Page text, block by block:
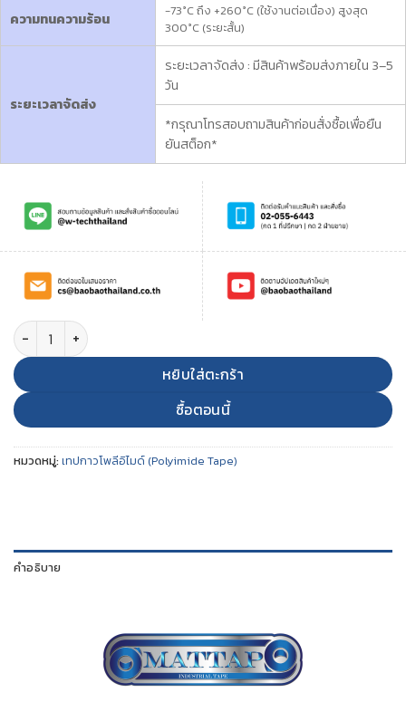
ความทนความร้อน
-73°C ถึง +260°C (ใช้งานต่อเนื่อง) สูงสุด
300°C (ระยะสั้น)
ระยะเวลาจัดส่ง
ระยะเวลาจัดส่ง : มีสินค้าพร้อมส่งภายใน 3–5
วัน
*กรุณาโทรสอบถามสินค้าก่อนสั่งซื้อเพื่อยืน
ยันสต็อก*
จำนวน Pi Masking Tape เทปมาส์กกิ้งโพลีอิไมด์ ชิ้น
หยิบใส่ตะกร้า
ซื้อตอนนี้
หมวดหมู่: เทปกาวโพลีอิไมด์ (Polyimide Tape)
คำอธิบาย